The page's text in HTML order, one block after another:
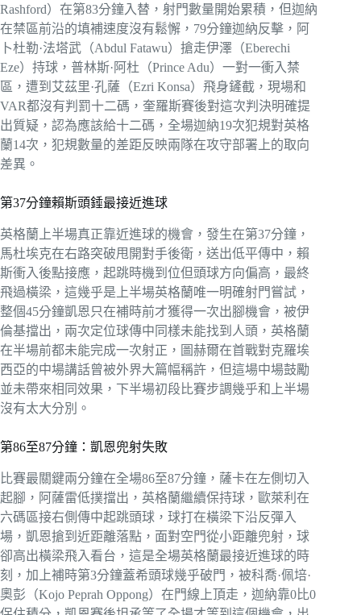
Rashford）在第83分鐘入替，射門數量開始累積，但迦納
在禁區前沿的填補速度沒有鬆懈，79分鐘迦納反擊，阿
卜杜勒·法塔武（Abdul Fatawu）搶走伊澤（Eberechi
Eze）持球，普林斯·阿杜（Prince Adu）一對一衝入禁
區，遭到艾茲里·孔薩（Ezri Konsa）飛身鏟截，現場和
VAR都沒有判罰十二碼，奎羅斯賽後對這次判決明確提
出質疑，認為應該給十二碼，全場迦納19次犯規對英格
蘭14次，犯規數量的差距反映兩隊在攻守部署上的取向
差異。
第37分鐘賴斯頭錘最接近進球
英格蘭上半場真正靠近進球的機會，發生在第37分鐘，
馬杜埃克在右路突破甩開對手後衛，送出低平傳中，賴
斯衝入後點接應，起跳時機到位但頭球方向偏高，最終
飛過橫梁，這幾乎是上半場英格蘭唯一明確射門嘗試，
整個45分鐘凱恩只在補時前才獲得一次出腳機會，被伊
倫基擋出，兩次定位球傳中同樣未能找到人頭，英格蘭
在半場前都未能完成一次射正，圖赫爾在首戰對克羅埃
西亞的中場講話曾被外界大篇幅稱許，但這場中場鼓勵
並未帶來相同效果，下半場初段比賽步調幾乎和上半場
沒有太大分別。
第86至87分鐘：凱恩兜射失敗
比賽最關鍵兩分鐘在全場86至87分鐘，薩卡在左側切入
起腳，阿薩雷低撲擋出，英格蘭繼續保持球，歐萊利在
六碼區接右側傳中起跳頭球，球打在橫梁下沿反彈入
場，凱恩搶到近距離落點，面對空門從小距離兜射，球
卻高出橫梁飛入看台，這是全場英格蘭最接近進球的時
刻，加上補時第3分鐘蓋希頭球幾乎破門，被科喬·佩培·
奧彭（Kojo Peprah Oppong）在門線上頂走，迦納靠0比0